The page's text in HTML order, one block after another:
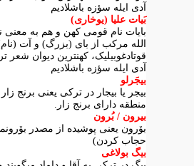
آدی ایله سؤزه باشلادیم
بَیات علیا (یوخاری)
بایات نام قومی کهن و هم به معنی
الله مرکب از بای (بزرگ) و آت
قوتادغوبیلیک، کهنترین دیوان شعر
آدی ایله سؤزه باشلادیم
بیجَرلو
بیجر یا بیجار در ترکی یعنی برنج
منطقه دارای برنج زار.
بیرون / بُرون
بۆرون یعنی پوشیده از مصدر
حجاب کردن)
بیگ بولاغی